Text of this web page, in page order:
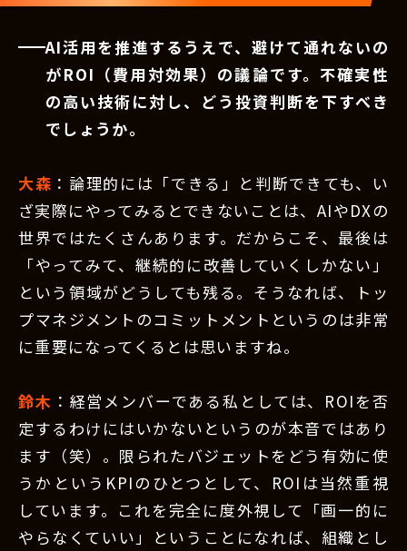
AI活用を推進するうえで、避けて通れないの
がROI（費用対効果）の議論です。不確実性
の高い技術に対し、どう投資判断を下すべき
でしょうか。
大森 ：論理的には「できる」と判断できても、い
ざ実際にやってみるとできないことは、AIやDXの
世界ではたくさんあります。だからこそ、最後は
「やってみて、継続的に改善していくしかない」
という領域がどうしても残る。そうなれば、トッ
プマネジメントのコミットメントというのは非常
に重要になってくるとは思いますね。
鈴木 ：経営メンバーである私としては、ROIを否
定するわけにはいかないというのが本音ではあり
ます（笑）。限られたバジェットをどう有効に使
うかというKPIのひとつとして、ROIは当然重視
しています。これを完全に度外視して「画一的に
やらなくていい」ということになれば、組織とし